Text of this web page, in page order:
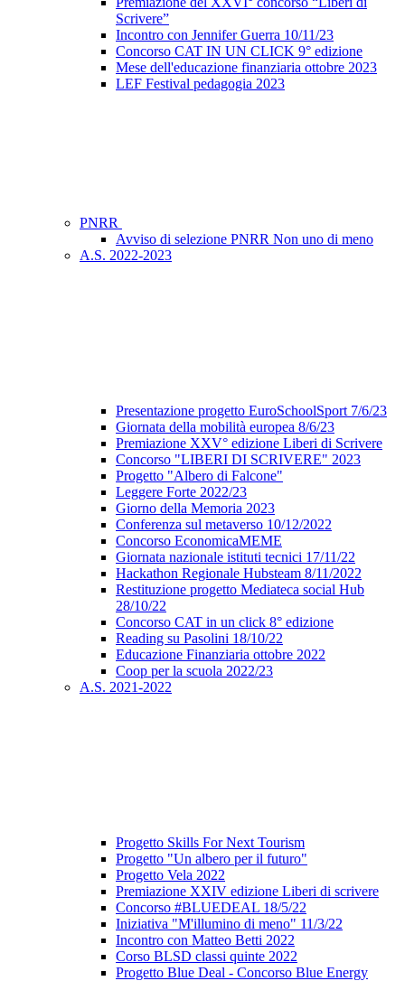
Scrivere”
Incontro con Jennifer Guerra 10/11/23
Concorso CAT IN UN CLICK 9° edizione
Mese dell'educazione finanziaria ottobre 2023
LEF Festival pedagogia 2023
PNRR
Avviso di selezione PNRR Non uno di meno
A.S. 2022-2023
Presentazione progetto EuroSchoolSport 7/6/23
Giornata della mobilità europea 8/6/23
Premiazione XXV° edizione Liberi di Scrivere
Concorso "LIBERI DI SCRIVERE" 2023
Progetto "Albero di Falcone"
Leggere Forte 2022/23
Giorno della Memoria 2023
Conferenza sul metaverso 10/12/2022
Concorso EconomicaMEME
Giornata nazionale istituti tecnici 17/11/22
Hackathon Regionale Hubsteam 8/11/2022
Restituzione progetto Mediateca social Hub
28/10/22
Concorso CAT in un click 8° edizione
Reading su Pasolini 18/10/22
Educazione Finanziaria ottobre 2022
Coop per la scuola 2022/23
A.S. 2021-2022
Progetto Skills For Next Tourism
Progetto "Un albero per il futuro"
Progetto Vela 2022
Premiazione XXIV edizione Liberi di scrivere
Concorso #BLUEDEAL 18/5/22
Iniziativa "M'illumino di meno" 11/3/22
Incontro con Matteo Betti 2022
Corso BLSD classi quinte 2022
Progetto Blue Deal - Concorso Blue Energy